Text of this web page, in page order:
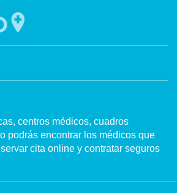
centros médicos, cuadros
podrás encontrar los médicos que
cita online y contratar seguros